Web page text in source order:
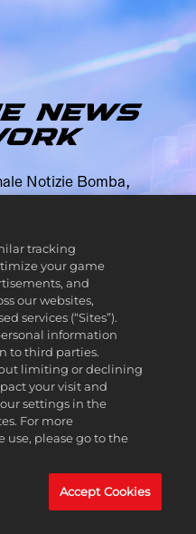
NEWS
Notizie Bomba,
per fornire tutte le
mondo in
2K Drive. Non saranno i
per via di quanto si
e nel farsi scherzetti
che manca loro in
in entusiasmo ed
e Parker sono in
talento della Visual
Drive! Scopri cosa
in modalità open
nel dietro le quinte ricco
tracking
your game
and
our websites,
services (“Sites”).
information
to third parties.
limiting or declining
your visit and
settings in the
For more
use, please go to the
Accept Cookies